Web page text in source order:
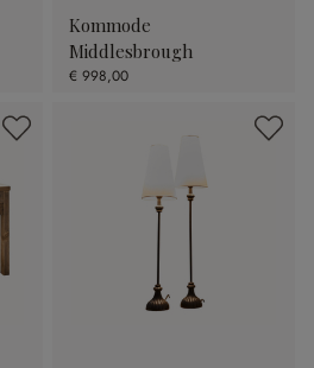
Kommode
Middlesbrough
€ 998,00